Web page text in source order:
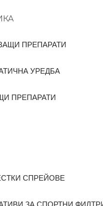
ПРЕПАРАТИ
УРЕДБА
ПРЕПАРАТИ
СПРЕЙОВЕ
ЗА СПОРТНИ